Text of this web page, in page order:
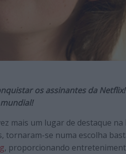
os assinantes da
mais um lugar de destaque na
tornaram-se numa escolha
, proporcionando